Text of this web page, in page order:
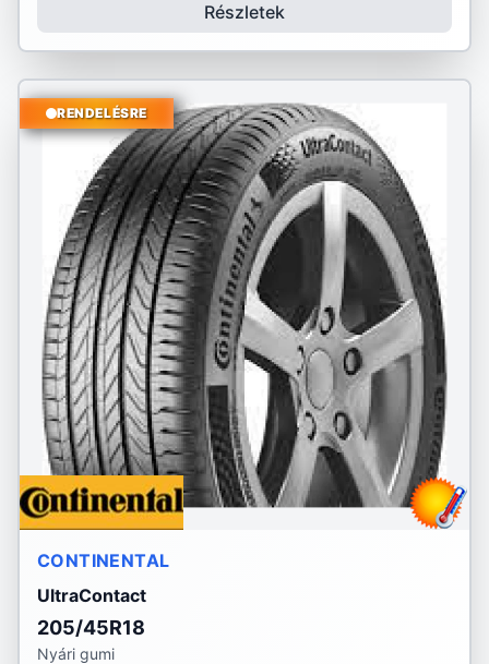
Részletek
RENDELÉSRE
CONTINENTAL
UltraContact
205/45R18
Nyári gumi